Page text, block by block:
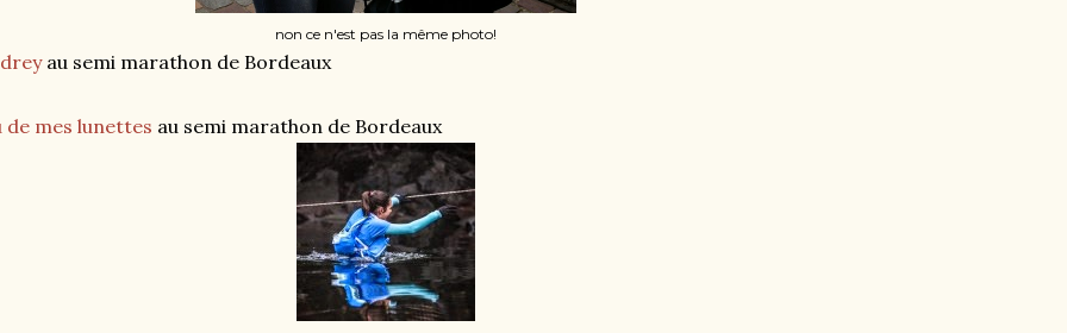
non ce n'est pas la même photo!
au semi marathon de Bordeaux
de mes lunettes au semi marathon de Bordeaux